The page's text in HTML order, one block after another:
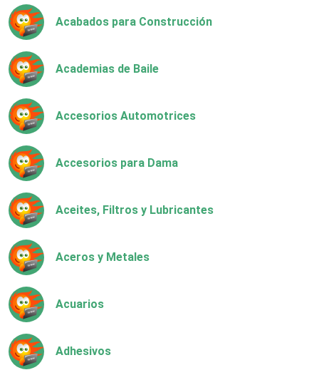
Acabados para Construcción
Academias de Baile
Accesorios Automotrices
Accesorios para Dama
Aceites, Filtros y Lubricantes
Aceros y Metales
Acuarios
Adhesivos